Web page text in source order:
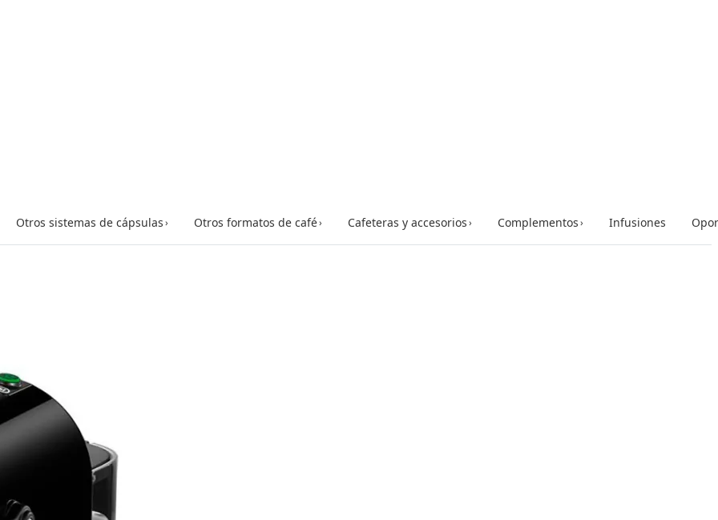
Otros sistemas de cápsulas› Otros formatos de café› Cafeteras y accesorios› Complementos› Infusiones